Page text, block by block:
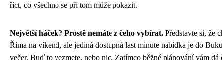
říct, co všechno se při tom může pokazit.
Největší háček? Prostě nemáte z čeho vybírat. Představte si, že
Říma na víkend, ale jediná dostupná last minute nabídka je do
večer. Buď to vezmete, nebo nic. Zatímco běžné plánování vám dá